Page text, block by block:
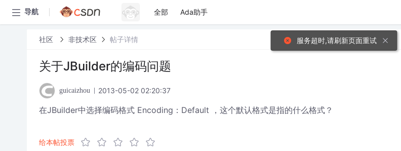
导航 全部 Ada助手
社区 非技术区 帖子详情
关于JBuilder的编码问题
guicaizhou 2013-05-02 02:20:37
在JBuilder中选择编码格式 Encoding：Default ，这个默认格式是指的什么格式？
给本帖投票
服务超时,请刷新页面重试